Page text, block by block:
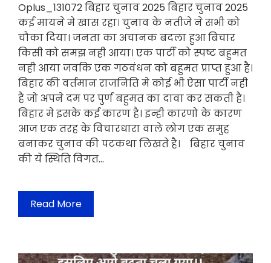
Oplus_131072 बिहार चुनाव 2025 बिहार चुनाव 2025
कई मायने मे खास रहा। चुनाव के नतीजे ने सभी को
चौका दिया। जनता का अचानक बदला हुआ बिचार
किसी को समझ नही आया। एक पार्टी को स्पष्ट बहुमत
नही आया जवकि एक गठवंधन को बहुमत प्राप्त हुआ है।
बिहार की वर्तमान राजनिति मे कोई भी ऐसा पार्टी नही
है जो अपने दम पर पुर्ण बहुमत का दावा कर सकती है।
बिहार मे इसके कई कारण है। इन्ही कारणो के कारण
आज एक तरह के विचारधारा वाले लोग एक समुह
बनाकर चुनाव की पटकथा लिखते है। बिहार चुनाव
की ये स्थिति विगत…
Read More